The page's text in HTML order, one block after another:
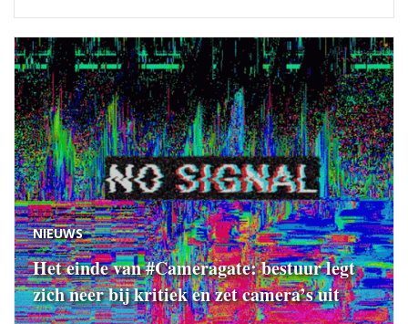
NIEUWS
Het einde van #Cameragate: bestuur legt
zich neer bij kritiek en zet camera’s uit